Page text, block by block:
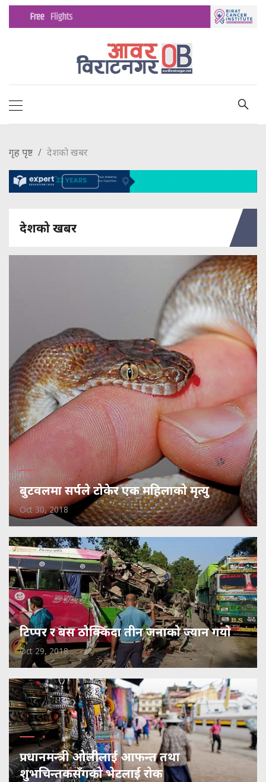
गृह पृष्ट देशको खबर
देशको खबर
बुटवलमा सर्पले टोकेर एक महिलाको मृत्यु
Oct 30, 2018
टिप्पर र बस ठोक्किँदा तीन जनाको ज्यान गयाे
Oct 29, 2018
प्रधानमन्त्री ओलीलाई आफन्त तथा
शुभचिन्तकसँगको भेटलाई रोक